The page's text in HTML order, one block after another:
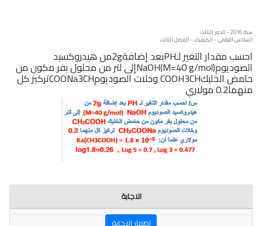
سنة: 2016 - الدور الثالث
السادس العلمي - الكيمياء - الفصل الثالث
احسب مقدار التغير لـPHبعد إضافة2gمن هيدروكسيد
الصوديومNaOH(M=40 g/mol)إلى لتر من محلول بفر مكون من
حامض الخليكCOOH3CH وخلات الصوديومCOONa3CHتركيز كل
منهما0.2 مولاري
الاجابة